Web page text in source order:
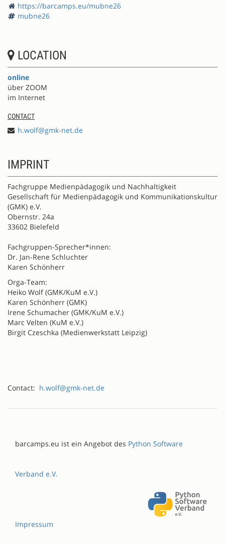
https://barcamps.eu/mubne26
mubne26
LOCATION
online
über ZOOM
im Internet
CONTACT
h.wolf@gmk-net.de
IMPRINT
Fachgruppe Medienpädagogik und Nachhaltigkeit
Gesellschaft für Medienpädagogik und Kommunikationskultur
(GMK) e.V.
Obernstr. 24a
33602 Bielefeld
Fachgruppen-Sprecher*innen:
Dr. Jan-Rene Schluchter
Karen Schönherr
Orga-Team:
Heiko Wolf (GMK/KuM e.V.)
Karen Schönherr (GMK)
Irene Schumacher (GMK/KuM e.V.)
Marc Velten (KuM e.V.)
Birgit Czeschka (Medienwerkstatt Leipzig)
Contact: h.wolf@gmk-net.de
barcamps.eu ist ein Angebot des Python Software
Verband e.V.
Impressum